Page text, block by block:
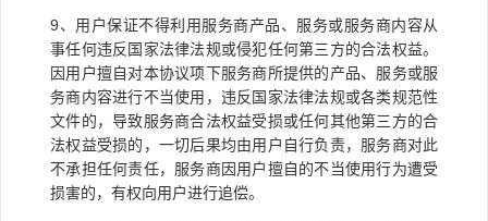
9、用户保证不得利用服务商产品、服务或服务商内容从
事任何违反国家法律法规或侵犯任何第三方的合法权益。
因用户擅自对本协议项下服务商所提供的产品、服务或服
务商内容进行不当使用，违反国家法律法规或各类规范性
文件的，导致服务商合法权益受损或任何其他第三方的合
法权益受损的，一切后果均由用户自行负责，服务商对此
不承担任何责任，服务商因用户擅自的不当使用行为遭受
损害的，有权向用户进行追偿。